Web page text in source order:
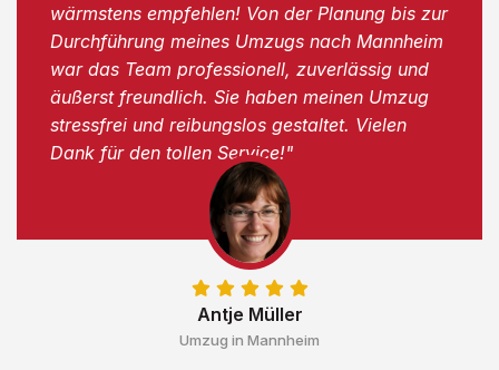
Antje Müller
Umzug in Mannheim
wärmstens empfehlen! Von der Planung bis zur
Durchführung meines Umzugs nach Mannheim
war das Team professionell, zuverlässig und
äußerst freundlich. Sie haben meinen Umzug
stressfrei und reibungslos gestaltet. Vielen
Dank für den tollen Service!"